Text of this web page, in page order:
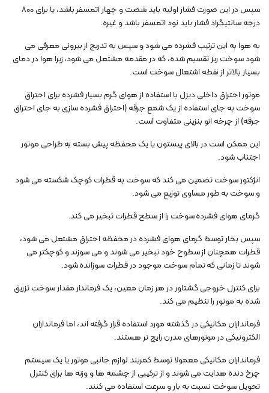
سپس در این صورت فشار اولیه باید شصت و چهار اتمسفر باشد، یا برای 800
درجه سانتیگراد فشار باید نود اتمسفر باشد و غیره.
به هوا به این ترتیب فشرده می شود و سپس به تدریج از بیرونی معرفی می
شود سوخت ریز تقسیم شده، که در مقدمه مشتعل می شود، زیرا هوا در دمای
بسیار بالاتر از نقطه اشتعال سوخت است.
موتور احتراق داخلی دیزل با استفاده از هوای گرم بسیار فشرده برای احتراق
سوخت به جای استفاده از یک شمع جرقه (احتراق فشرده سازی به جای احتراق
جرقه) از چرخه اتو بنزینی متفاوت است.
این ممکن است در بالای پیستون یا یک محفظه پیش بسته به طراحی موتور
اجتناب شود.
انژکتور سوخت تضمین می کند که سوخت به قطرات کوچک شکسته می شود
و سوخت به طور مساوی توزیع می شود.
گرمای هوای فشرده سوخت را از سطح قطرات تبخیر می کند.
سپس بخار توسط گرمای هوای فشرده در محفظه احتراق مشتعل می شود،
قطرات همچنان از سطوح خود تبخیر می شوند و می سوزند و کوچکتر می
شوند تا زمانی که تمام سوخت موجود در قطرات سوزانده شود.
برای کنترل خروجی گشتاور در هر زمان معین، یک فرماندار مقدار سوخت تزریق
شده به موتور را تنظیم می کند.
فرمانداران مکانیکی در گذشته مورد استفاده قرار گرفته اند، اما فرمانداران
الکترونیکی در موتورهای مدرن رایج تر هستند.
فرمانداران مکانیکی معمولا توسط کمربند لوازم جانبی موتور یا یک سیستم
چرخ دنده هدایت می شوند و از ترکیبی از چشمه ها و وزنه ها برای کنترل
تحویل سوخت نسبت به بار و سرعت استفاده می کنند.